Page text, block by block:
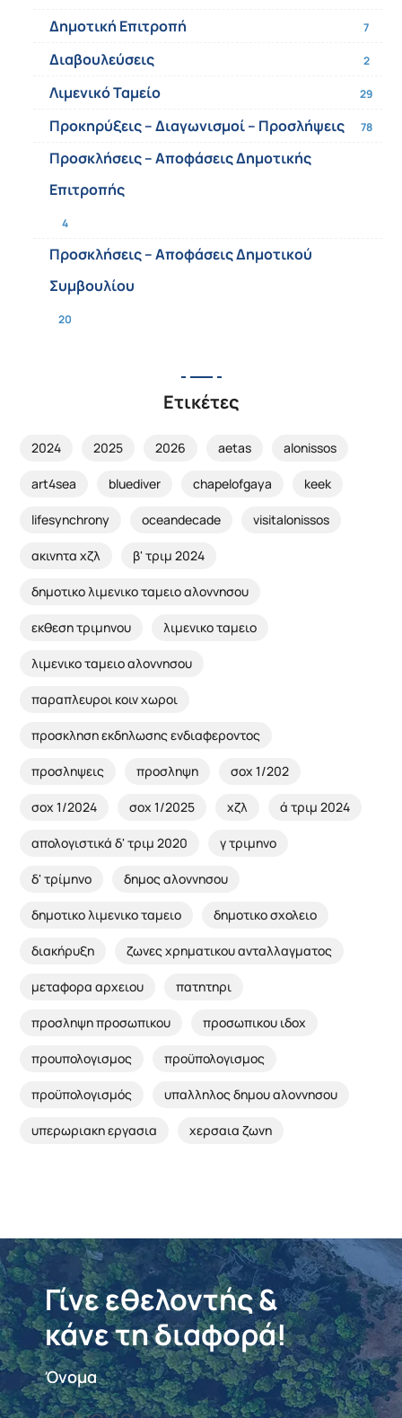
Δημοτική Επιτροπή 7
Διαβουλεύσεις 2
Λιμενικό Ταμείο 29
Προκηρύξεις – Διαγωνισμοί – Προσλήψεις 78
Προσκλήσεις – Αποφάσεις Δημοτικής
Επιτροπής
4
Προσκλήσεις – Αποφάσεις Δημοτικού
Συμβουλίου
20
Ετικέτες
2024 2025 2026 aetas alonissos
art4sea bluediver chapelofgaya keek
lifesynchrony oceandecade visitalonissos
ακινητα χζλ β' τριμ 2024
δημοτικο λιμενικο ταμειο αλοννησου
εκθεση τριμηνου λιμενικο ταμειο
λιμενικο ταμειο αλοννησου
παραπλευροι κοιν χωροι
προσκληση εκδηλωσης ενδιαφεροντος
προσληψεις προσληψη σοχ 1/202
σοχ 1/2024 σοχ 1/2025 χζλ ά τριμ 2024
απολογιστικά δ' τριμ 2020 γ τριμηνο
δ' τρίμηνο δημος αλοννησου
δημοτικο λιμενικο ταμειο δημοτικο σχολειο
διακήρυξη ζωνες χρηματικου ανταλλαγματος
μεταφορα αρχειου πατητηρι
προσληψη προσωπικου προσωπικου ιδοχ
προυπολογισμος προϋπολογισμος
προϋπολογισμός υπαλληλος δημου αλοννησου
υπερωριακη εργασια χερσαια ζωνη
Γίνε εθελοντής &
κάνε τη διαφορά!
Όνομα